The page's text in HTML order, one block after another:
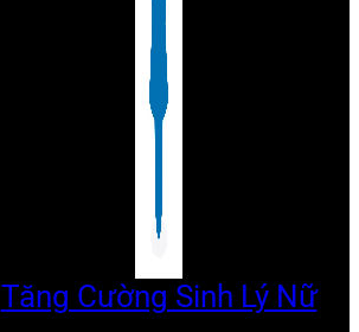
Tăng Cường Sinh Lý Nữ